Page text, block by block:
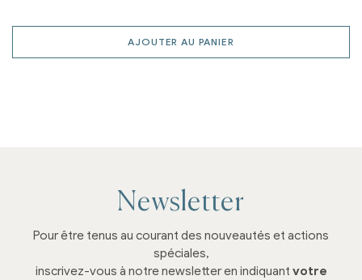
AJOUTER AU PANIER
Newsletter
Pour être tenus au courant des nouveautés et actions
spéciales,
inscrivez-vous à notre newsletter en indiquant votre